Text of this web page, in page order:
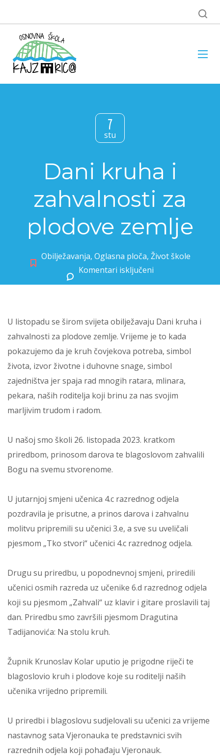
7
stu
Dani kruha i
zahvalnosti za
plodove zemlje
Obilježavanja, Oglasna ploča, Život škole
Komentari isključeni
U listopadu se širom svijeta obilježavaju Dani kruha i
zahvalnosti za plodove zemlje. Vrijeme je to kada
pokazujemo da je kruh čovjekova potreba, simbol
života, izvor životne i duhovne snage, simbol
zajedništva jer spaja rad mnogih ratara, mlinara,
pekara, naših roditelja koji brinu za nas svojim
marljivim trudom i radom.
U našoj smo školi 26. listopada 2023. kratkom
priredbom, prinosom darova te blagoslovom zahvalili
Bogu na svemu stvorenome.
U jutarnjoj smjeni učenica 4.c razrednog odjela
pozdravila je prisutne, a prinos darova i zahvalnu
molitvu pripremili su učenici 3.e, a sve su uveličali
pjesmom „Tko stvori“ učenici 4.c razrednog odjela.
Drugu su priredbu, u popodnevnoj smjeni, priredili
učenici osmih razreda uz učenike 6.d razrednog odjela
koji su pjesmom „Zahvali“ uz klavir i gitare proslavili taj
dan. Priredbu smo završili pjesmom Dragutina
Tadijanovića: Na stolu kruh.
Župnik Krunoslav Kolar uputio je prigodne riječi te
blagoslovio kruh i plodove koje su roditelji naših
učenika vrijedno pripremili.
U priredbi i blagoslovu sudjelovali su učenici za vrijeme
nastavnog sata Vjeronauka te predstavnici svih
razrednih odjela koji pohađaju Vjeronauk.